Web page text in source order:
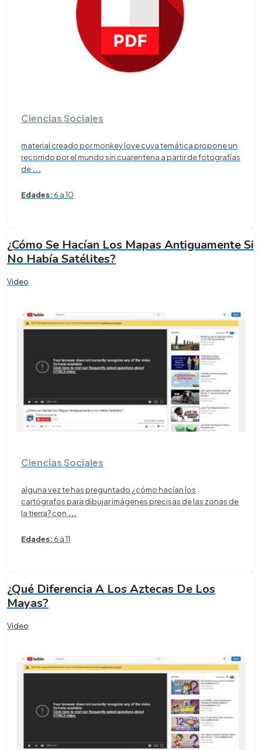
Ciencias Sociales
material creado por monkey love cuya temática propone un
recorrido por el mundo sin cuarentena a partir de fotografías
de ...
Edades: 6 a 10
¿Cómo Se Hacían Los Mapas Antiguamente Si
No Había Satélites?
Video
Ciencias Sociales
alguna vez te has preguntado ¿cómo hacían los
cartógrafos para dibujar imágenes precisas de las zonas de
la tierra? con ...
Edades: 6 a 11
¿Qué Diferencia A Los Aztecas De Los
Mayas?
Video